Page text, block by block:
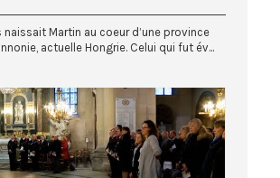
naissait Martin au coeur d’une province
actuelle Hongrie. Celui qui fut év...